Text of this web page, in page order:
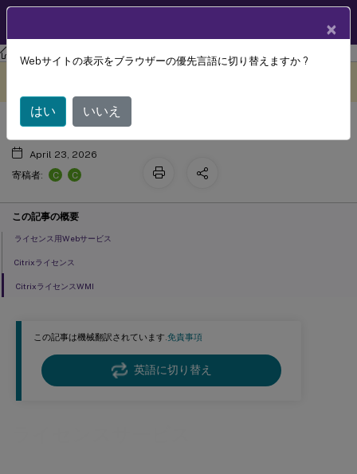
ライセンス ライセンス 11.17.2 ビルド 42000
この記事は機械翻訳されています.免責事項
英語に切り替え
ライセンスサービス
April 23, 2026
寄稿者:
C C
この記事の概要
ライセンス用Webサービス
Citrixライセンス
CitrixライセンスWMI
×
Webサイトの表示をブラウザーの優先言語に切り替えますか ?
はい いいえ